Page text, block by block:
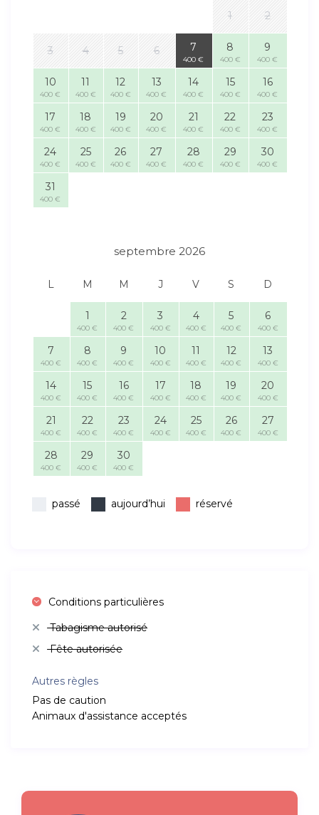
1 2
3 4 5 6 7
400 €
8
400 €
9
400 €
10
400 €
11
400 €
12
400 €
13
400 €
14
400 €
15
400 €
16
400 €
17
400 €
18
400 €
19
400 €
20
400 €
21
400 €
22
400 €
23
400 €
24
400 €
25
400 €
26
400 €
27
400 €
28
400 €
29
400 €
30
400 €
31
400 €
septembre 2026
L M M J V S D
1
400 €
2
400 €
3
400 €
4
400 €
5
400 €
6
400 €
7
400 €
8
400 €
9
400 €
10
400 €
11
400 €
12
400 €
13
400 €
14
400 €
15
400 €
16
400 €
17
400 €
18
400 €
19
400 €
20
400 €
21
400 €
22
400 €
23
400 €
24
400 €
25
400 €
26
400 €
27
400 €
28
400 €
29
400 €
30
400 €
passé aujourd’hui réservé
Conditions particulières
Tabagisme autorisé
Fête autorisée
Autres règles
Pas de caution
Animaux d'assistance acceptés